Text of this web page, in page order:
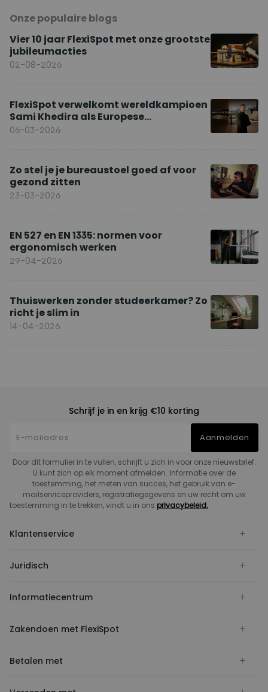
Onze populaire blogs
Vier 10 jaar FlexiSpot met onze grootste
jubileumacties
02-08-2026
FlexiSpot verwelkomt wereldkampioen
Sami Khedira als Europese
merkambassadeur
06-03-2026
Zo stel je je bureaustoel goed af voor
gezond zitten
23-03-2026
EN 527 en EN 1335: normen voor
ergonomisch werken
29-04-2026
Thuiswerken zonder studeerkamer? Zo
richt je slim in
14-04-2026
Schrijf je in en krijg €10 korting
Aanmelden
Door dit formulier in te vullen, schrijft u zich in voor onze nieuwsbrief.
U kunt zich op elk moment afmelden. Informatie over de
toestemming, het meten van succes, het gebruik van e-
mailserviceproviders, registratiegegevens en uw recht om uw
toestemming in te trekken, vindt u in ons privacybeleid.
Klantenservice
Juridisch
Informatiecentrum
Zakendoen met FlexiSpot
Betalen met